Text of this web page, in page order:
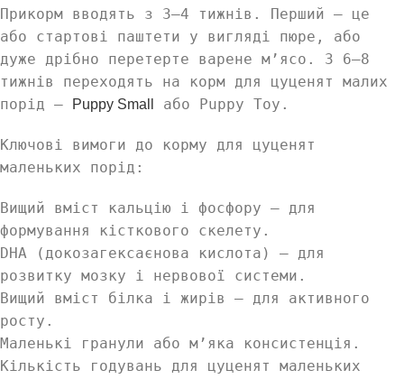
Прикорм вводять з 3–4 тижнів. Перший — це
або стартові паштети у вигляді пюре, або
дуже дрібно перетерте варене м’ясо. З 6–8
тижнів переходять на корм для цуценят малих
порід —
Puppy Small або Puppy Toy.
Ключові вимоги до корму для цуценят
маленьких порід:
Вищий вміст кальцію і фосфору — для
формування кісткового скелету.
DHA (докозагексаєнова кислота) — для
розвитку мозку і нервової системи.
Вищий вміст білка і жирів — для активного
росту.
Маленькі гранули або м’яка консистенція.
Кількість годувань для цуценят маленьких